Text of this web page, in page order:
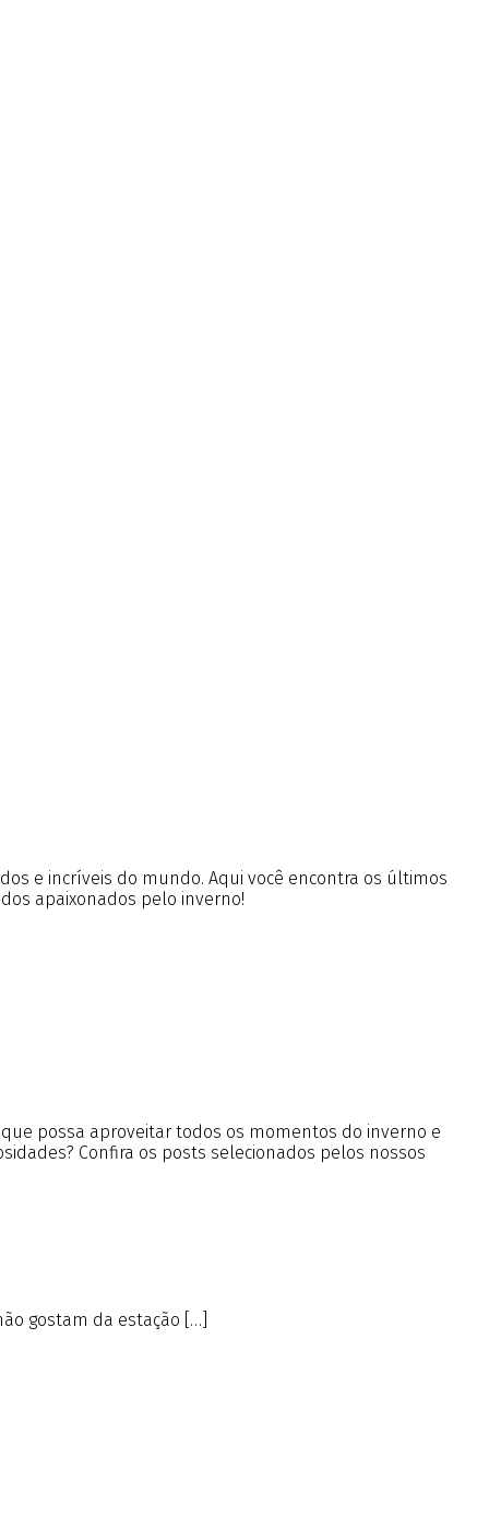
e incríveis do mundo. Aqui você encontra os últimos
apaixonados pelo inverno!
possa aproveitar todos os momentos do inverno e
Confira os posts selecionados pelos nossos
gostam da estação […]